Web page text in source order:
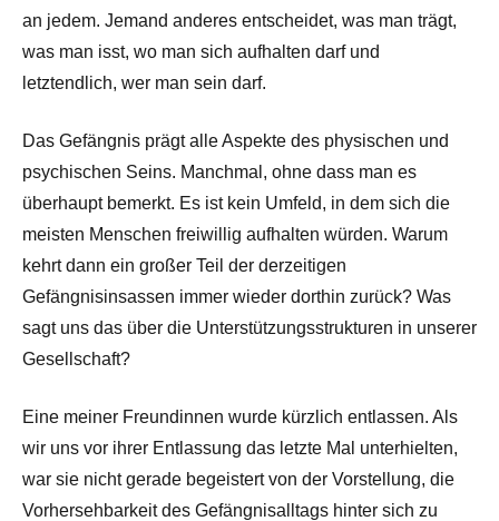
an jedem. Jemand anderes entscheidet, was man trägt,
was man isst, wo man sich aufhalten darf und
letztendlich, wer man sein darf.
Das Gefängnis prägt alle Aspekte des physischen und
psychischen Seins. Manchmal, ohne dass man es
überhaupt bemerkt. Es ist kein Umfeld, in dem sich die
meisten Menschen freiwillig aufhalten würden. Warum
kehrt dann ein großer Teil der derzeitigen
Gefängnisinsassen immer wieder dorthin zurück? Was
sagt uns das über die Unterstützungsstrukturen in unserer
Gesellschaft?
Eine meiner Freundinnen wurde kürzlich entlassen. Als
wir uns vor ihrer Entlassung das letzte Mal unterhielten,
war sie nicht gerade begeistert von der Vorstellung, die
Vorhersehbarkeit des Gefängnisalltags hinter sich zu